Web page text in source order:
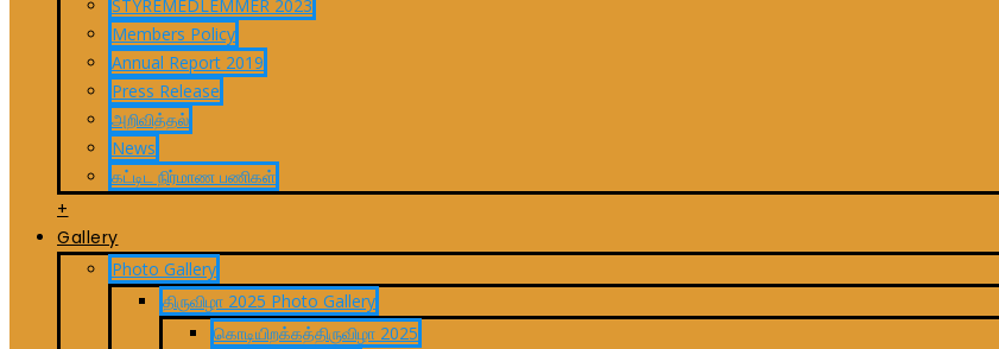
STYREMEDLEMMER 2023
Members Policy
Annual Report 2019
Press Release
அறிவித்தல்
News
கட்டிட நிர்மாண பணிகள்
+
Gallery
Photo Gallery
திருவிழா 2025 Photo Gallery
கொடியிறக்கத்திருவிழா 2025